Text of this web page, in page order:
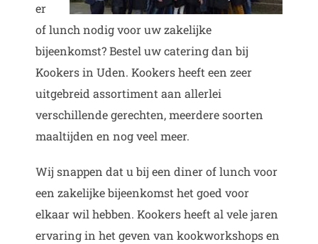
er
of lunch nodig voor uw zakelijke
bijeenkomst? Bestel uw catering dan bij
Kookers in Uden. Kookers heeft een zeer
uitgebreid assortiment aan allerlei
verschillende gerechten, meerdere soorten
maaltijden en nog veel meer.
Wij snappen dat u bij een diner of lunch voor
een zakelijke bijeenkomst het goed voor
elkaar wil hebben. Kookers heeft al vele jaren
ervaring in het geven van kookworkshops en